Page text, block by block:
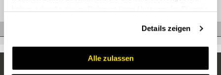
Details zeigen
Alle zulassen